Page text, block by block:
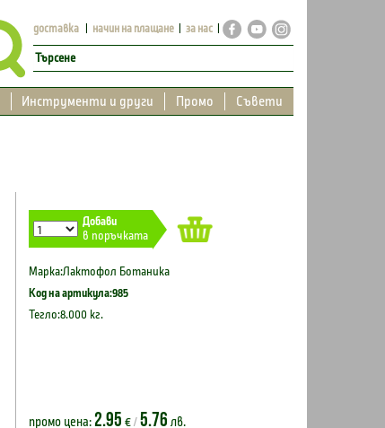
доставка начин на плащане за нас
Инструменти и други Промо Съвети
Добави
в поръчката
Марка:Лактофол Ботаника
Код на артикула:985
Тегло:8.000 кг.
промо цена: 2.95 € / 5.76 лв.